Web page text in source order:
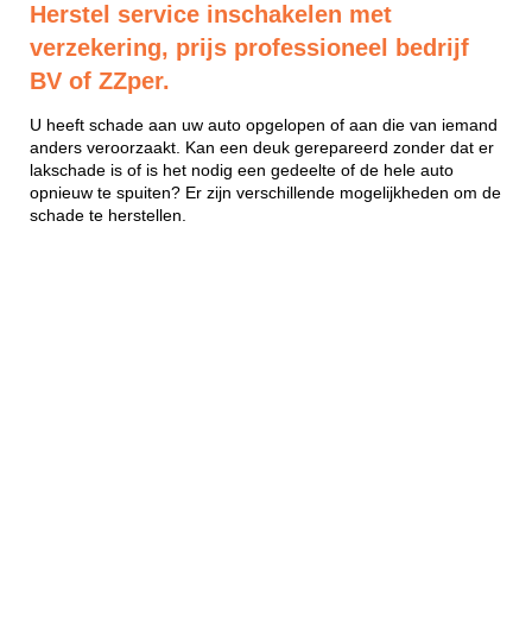
Herstel service inschakelen met
verzekering, prijs professioneel bedrijf
BV of ZZper.
U heeft schade aan uw auto opgelopen of aan die van iemand
anders veroorzaakt. Kan een deuk gerepareerd zonder dat er
lakschade is of is het nodig een gedeelte of de hele auto
opnieuw te spuiten? Er zijn verschillende mogelijkheden om de
schade te herstellen.